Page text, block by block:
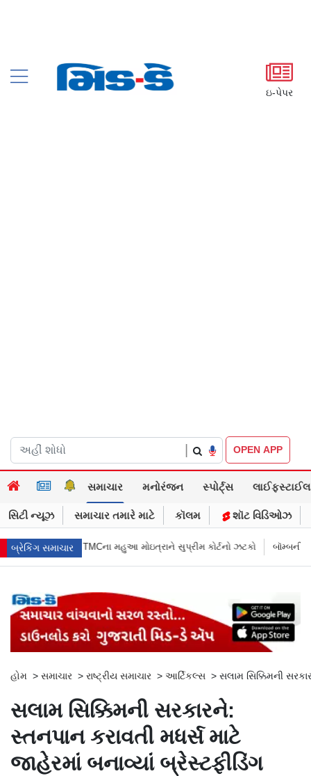
ઇ-પેપર
OPEN APP
સમાચાર મનોરંજન સ્પોર્ટ્સ લાઈફસ્ટાઈલ
સિટી ન્યૂઝ સમાચાર તમારે માટે કૉલમ શૉટ વિડિઓઝ
બ્રેકિંગ સમાચાર
સુપ્રીમ કોર્ટનો ઝટકો બૉમ્બની ધમકી બાદ મુંબઈમાં હાઈ ઍલર્ટ: શહેરની
હોમ > સમાચાર > રાષ્ટ્રીય સમાચાર > આર્ટિકલ્સ > સલામ સિક્કિમની
સલામ સિક્કિમની સરકારને:
સ્તનપાન કરાવતી મધર્સ માટે
જાહેરમાં બનાવ્યાં બ્રેસ્ટફીડિંગ